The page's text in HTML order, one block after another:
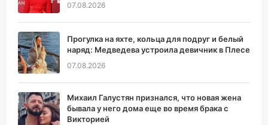
07.08.2026
Прогулка на яхте, кольца для подруг и белый
наряд: Медведева устроила девичник в Плесе
07.08.2026
Михаил Галустян признался, что новая жена
бывала у него дома еще во время брака с
Викторией